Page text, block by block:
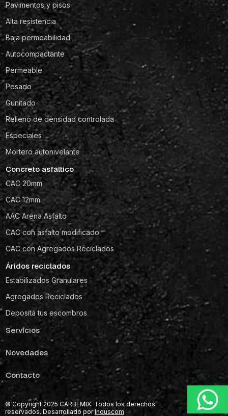
Pavimentos y pisos
Alta resistencia
Baja permeabilidad
Autocompactante
Permeable
Pesado
Gunitado
Relleno de densidad controlada
Especiales
Mortero autonivelante
Concreto asfáltico
CAC 20mm
CAC 12mm
AAC Arena Asfalto
CAC con asfalto modificado
CAC con Agregados Reciclados
Áridos reciclados
Estabilizados Granulares
Agregados Reciclados
Depositá tus escombros
Servicios
Novedades
Contacto
© Copyright 2025 CARBEMIX. Todos los derechos
reservados. Desarrollado porInduscom